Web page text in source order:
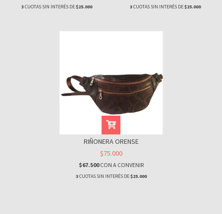
3CUOTAS SIN INTERÉS DE$25.000 3CUOTAS SIN INTERÉS DE$25.000
RIÑONERA ORENSE
$75.000
$67.500CON A CONVENIR
3CUOTAS SIN INTERÉS DE$25.000